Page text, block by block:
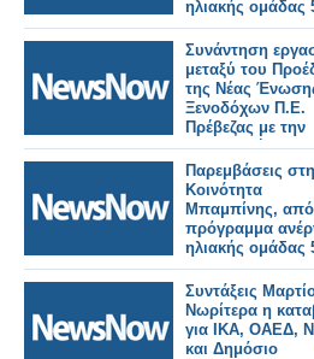
ηλιακής ομάδας
του ΟΑΕΔ
Φυτειών), σε
συνεννόηση και
παρουσία του
Προέδρου της
Κοινότητας
Παπαδάτου.
Συνάντηση
μεταξύ του
της Νέας
Ξενοδόχων Π.Ε.
Πρέβεζας με την
Υποδιοικήτρια
ΔΥΠΑ (ΟΑΕΔ)
Χορμόβα
Παρεμβάσεις στη
Κοινότητα
Μπαμπίνης,
πρόγραμμα
ηλιακής ομάδας
του ΟΑΕΔ
Φυτειών).
Συντάξεις
Νωρίτερα η
για ΙΚΑ, ΟΑΕΔ,
και Δημόσιο